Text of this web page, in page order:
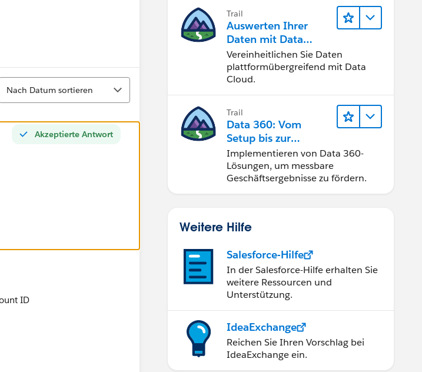
Nach Datum sortieren
Akzeptierte Antwort
ID
Trail
Auswerten Ihrer
Daten mit Data
Cloud
Vereinheitlichen Sie Daten
plattformübergreifend mit Data
Cloud.
Trail
Data 360: Vom
Setup bis zur
Aktivierung
Implementieren von Data 360-
Lösungen, um messbare
Geschäftsergebnisse zu fördern.
Weitere Hilfe
Salesforce-Hilfe
In der Salesforce-Hilfe erhalten Sie
weitere Ressourcen und
Unterstützung.
IdeaExchange
Reichen Sie Ihren Vorschlag bei
IdeaExchange ein.